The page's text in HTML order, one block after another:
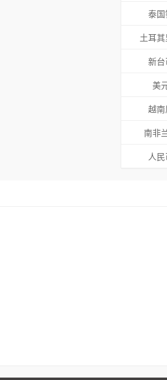
泰
土耳
新台
美
越
南非
人民